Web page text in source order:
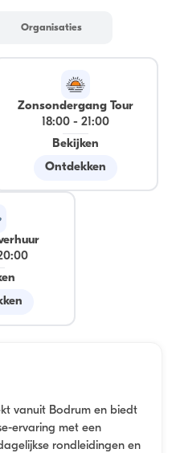
Organisaties
Zonsondergang Tour
18:00- 21:00
Bekijken
Ontdekken
vanuit Bodrum en biedt
ervaring met een
rondleidingen en